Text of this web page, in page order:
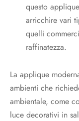
questo
arricchire vari
quelli
raffinatezza.
La applique
ambienti che
ambientale, come
luce decorativi in